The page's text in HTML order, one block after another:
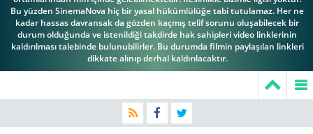
Bu yüzden SinemaNova hiç bir yasal hükümlülüğe tabi tutulamaz. Her ne
kadar hassas davransak da gözden kaçmış telif sorunu oluşabilecek bir
durum olduğunda ve istenildiği takdirde hak sahipleri video linklerinin
kaldırılması talebinde bulunubilirler. Bu durumda filmin paylaşılan linkleri
dikkate alınıp derhal kaldırılacaktır.